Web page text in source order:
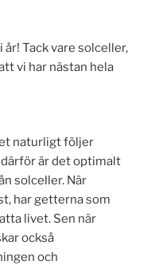
Tack vare solceller,
vi har nästan hela
naturligt följer
är det optimalt
solceller. När
har getterna som
livet. Sen när
också
och